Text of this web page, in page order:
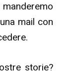
mail con
storie?